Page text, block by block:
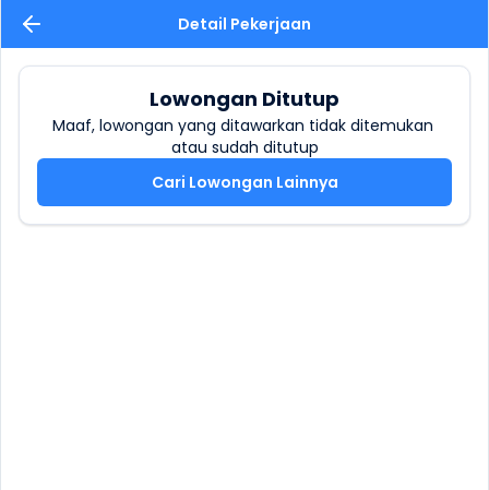
Detail Pekerjaan
Lowongan Ditutup
Maaf, lowongan yang ditawarkan tidak ditemukan
atau sudah ditutup
Cari Lowongan Lainnya